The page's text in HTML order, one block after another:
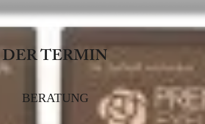
DER TERMIN
BERATUNG